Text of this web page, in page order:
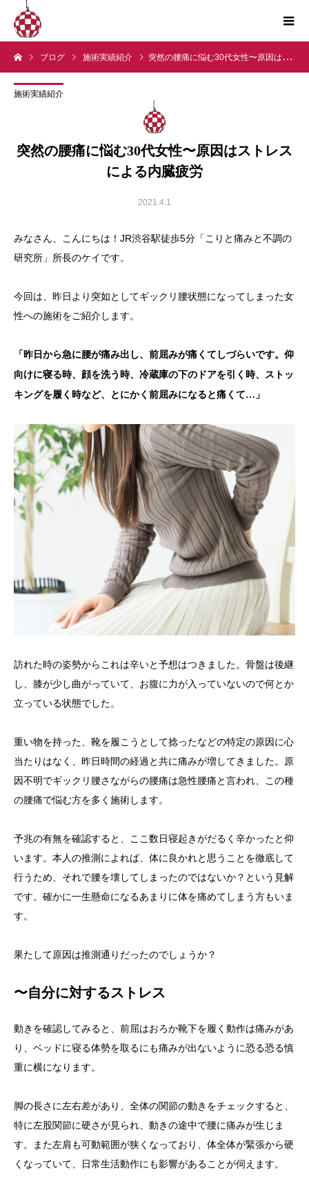
ブログ 施術実績紹介 突然の腰痛に悩む30代女性〜原因はストレスによる内臓疲労
施術実績紹介
突然の腰痛に悩む30代女性〜原因はストレス
による内臓疲労
2021.4.1
みなさん、こんにちは！JR渋谷駅徒歩5分「こりと痛みと不調の
研究所」所長のケイです。
今回は、昨日より突如としてギックリ腰状態になってしまった女
性への施術をご紹介します。
「昨日から急に腰が痛み出し、前屈みが痛くてしづらいです。仰
向けに寝る時、顔を洗う時、冷蔵庫の下のドアを引く時、ストッ
キングを履く時など、とにかく前屈みになると痛くて…」
訪れた時の姿勢からこれは辛いと予想はつきました。骨盤は後継
し、膝が少し曲がっていて、お腹に力が入っていないので何とか
立っている状態でした。
重い物を持った、靴を履こうとして捻ったなどの特定の原因に心
当たりはなく、昨日時間の経過と共に痛みが増してきました。原
因不明でギックリ腰さながらの腰痛は急性腰痛と言われ、この種
の腰痛で悩む方を多く施術します。
予兆の有無を確認すると、ここ数日寝起きがだるく辛かったと仰
います。本人の推測によれば、体に良かれと思うことを徹底して
行うため、それで腰を壊してしまったのではないか？という見解
です。確かに一生懸命になるあまりに体を痛めてしまう方もいま
す。
果たして原因は推測通りだったのでしょうか？
〜自分に対するストレス
動きを確認してみると、前屈はおろか靴下を履く動作は痛みがあ
り、ベッドに寝る体勢を取るにも痛みが出ないように恐る恐る慎
重に横になります。
脚の長さに左右差があり、全体の関節の動きをチェックすると、
特に左股関節に硬さが見られ、動きの途中で腰に痛みが生じま
す。また左肩も可動範囲が狭くなっており、体全体が緊張から硬
くなっていて、日常生活動作にも影響があることが伺えます。